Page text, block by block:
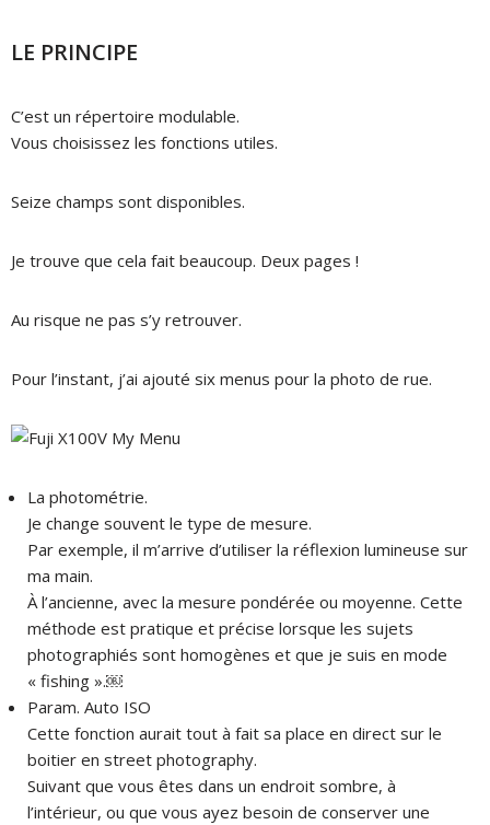
LE PRINCIPE
C’est un répertoire modulable.
Vous choisissez les fonctions utiles.
Seize champs sont disponibles.
Je trouve que cela fait beaucoup. Deux pages !
Au risque ne pas s’y retrouver.
Pour l’instant, j’ai ajouté six menus pour la photo de rue.
La photométrie.
Je change souvent le type de mesure.
Par exemple, il m’arrive d’utiliser la réflexion lumineuse sur
ma main.
À l’ancienne, avec la mesure pondérée ou moyenne. Cette
méthode est pratique et précise lorsque les sujets
photographiés sont homogènes et que je suis en mode
« fishing ».￼
Param. Auto ISO
Cette fonction aurait tout à fait sa place en direct sur le
boitier en street photography.
Suivant que vous êtes dans un endroit sombre, à
l’intérieur, ou que vous ayez besoin de conserver une